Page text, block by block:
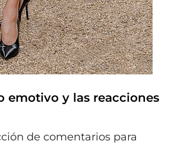
emotivo y las reacciones
de comentarios para